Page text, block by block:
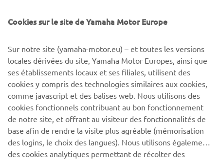
Cookies sur le site de Yamaha Motor Europe
Sur notre site (yamaha-motor.eu) – et toutes les versions
locales dérivées du site, Yamaha Motor Europes, ainsi que
ses établissements locaux et ses filiales, utilisent des
cookies y compris des technologies similaires aux cookies,
comme javascript et des balises web. Nous utilisons des
cookies fonctionnels contribuant au bon fonctionnement
de notre site, et offrant au visiteur des fonctionnalités de
base afin de rendre la visite plus agréable (mémorisation
des logins, le choix des langues). Nous utilisons également
des cookies analytiques permettant de récolter des